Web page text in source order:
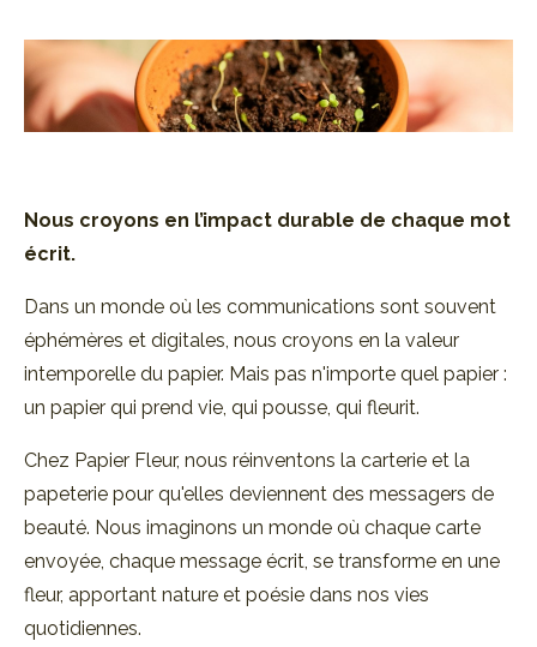
Nous croyons en l’impact durable de chaque mot
écrit.
Dans un monde où les communications sont souvent
éphémères et digitales, nous croyons en la valeur
intemporelle du papier. Mais pas n'importe quel papier :
un papier qui prend vie, qui pousse, qui fleurit.
Chez Papier Fleur, nous réinventons la carterie et la
papeterie pour qu'elles deviennent des messagers de
beauté. Nous imaginons un monde où chaque carte
envoyée, chaque message écrit, se transforme en une
fleur, apportant nature et poésie dans nos vies
quotidiennes.